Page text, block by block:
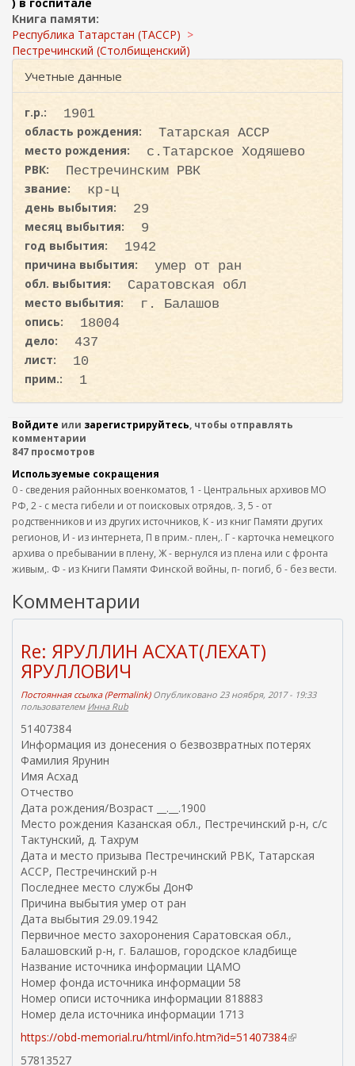
и
с
к
Книга памяти:
Республика Татарстан (ТАССР)
Пестречинский (Столбищенский)
Учетные данные
г.р.:
1901
область рождения:
Татарская АССР
место рождения:
с.Татарское Ходяшево
РВК:
Пестречинским РВК
звание:
кр-ц
день выбытия:
29
месяц выбытия:
9
год выбытия:
1942
причина выбытия:
умер от ран
обл. выбытия:
Саратовская обл
место выбытия:
г. Балашов
опись:
18004
дело:
437
лист:
10
прим.:
1
Войдите или зарегистрируйтесь, чтобы отправлять
комментарии
847 просмотров
Используемые сокращения
0 - сведения районных военкоматов, 1 - Центральных архивов МО
РФ, 2 - с места гибели и от поисковых отрядов,. 3, 5 - от
родственников и из других источников, К - из книг Памяти других
регионов, И - из интернета, П в прим.- плен,. Г - карточка немецкого
архива о пребывании в плену, Ж - вернулся из плена или с фронта
живым,. Ф - из Книги Памяти Финской войны, п- погиб, б - без вести.
Комментарии
Re: ЯРУЛЛИН АСХАТ(ЛЕХАТ)
ЯРУЛЛОВИЧ
Постоянная ссылка (Permalink)Опубликовано 23 ноября, 2017 - 19:33
пользователем Инна Rub
51407384
Информация из донесения о безвозвратных потерях
Фамилия Ярунин
Имя Асхад
Отчество
Дата рождения/Возраст __.__.1900
Место рождения Казанская обл., Пестречинский р-н, с/с
Тактунский, д. Тахрум
Дата и место призыва Пестречинский РВК, Татарская
АССР, Пестречинский р-н
Последнее место службы ДонФ
Причина выбытия умер от ран
Дата выбытия 29.09.1942
Первичное место захоронения Саратовская обл.,
Балашовский р-н, г. Балашов, городское кладбище
Название источника информации ЦАМО
Номер фонда источника информации 58
Номер описи источника информации 818883
Номер дела источника информации 1713
https://obd-memorial.ru/html/info.htm?id=51407384(
57813527